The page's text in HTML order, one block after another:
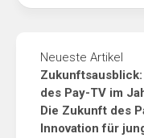
Neueste Artikel
des Pay-TV im
Die Zukunft des
Innovation für